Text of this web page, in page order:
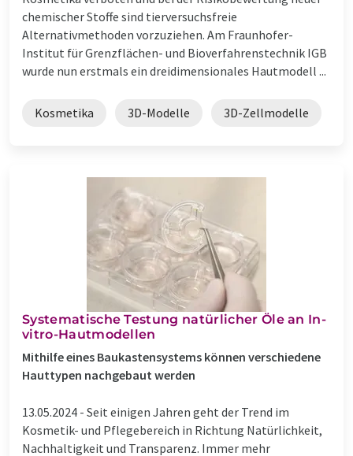
chemischer Stoffe sind tierversuchsfreie
Alternativmethoden vorzuziehen. Am Fraunhofer-
Institut für Grenzflächen- und Bioverfahrenstechnik IGB
wurde nun erstmals ein dreidimensionales Hautmodell ...
Kosmetika 3D-Modelle 3D-Zellmodelle
Systematische Testung natürlicher Öle an In-
vitro-Hautmodellen
Mithilfe eines Baukastensystems können verschiedene
Hauttypen nachgebaut werden
13.05.2024 - Seit einigen Jahren geht der Trend im
Kosmetik- und Pflegebereich in Richtung Natürlichkeit,
Nachhaltigkeit und Transparenz. Immer mehr